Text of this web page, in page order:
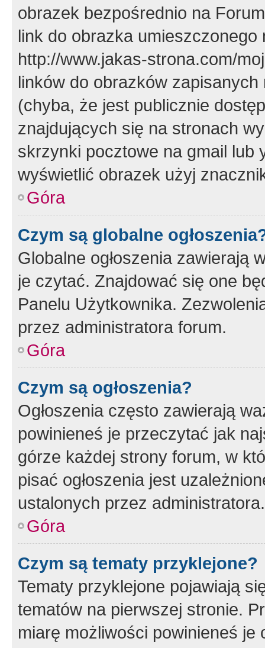
obrazek bezpośrednio na
link do obrazka
http://www.jakas-strona.com/
linków do obrazków
(chyba, że jest publicznie
znajdujących się na stronach
skrzynki pocztowe na gmail lub
wyświetlić obrazek użyj
Góra
Czym są globalne
Globalne ogłoszenia zawierają
je czytać. Znajdować się one
Panelu Użytkownika.
przez administratora forum.
Góra
Czym są ogłoszenia?
Ogłoszenia często zawierają
powinieneś je przeczytać jak
górze każdej strony forum, w
pisać ogłoszenia jest
ustalonych przez administratora.
Góra
Czym są tematy przyklejone?
Tematy przyklejone pojawiają
tematów na pierwszej stronie.
miarę możliwości powinieneś je